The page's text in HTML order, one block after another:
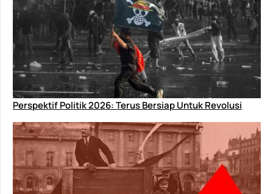
Perspektif Politik 2026: Terus Bersiap Untuk Revolusi